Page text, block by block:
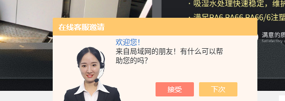
欢迎您！
来自局域网的朋友！有什么可以帮
助您的吗？